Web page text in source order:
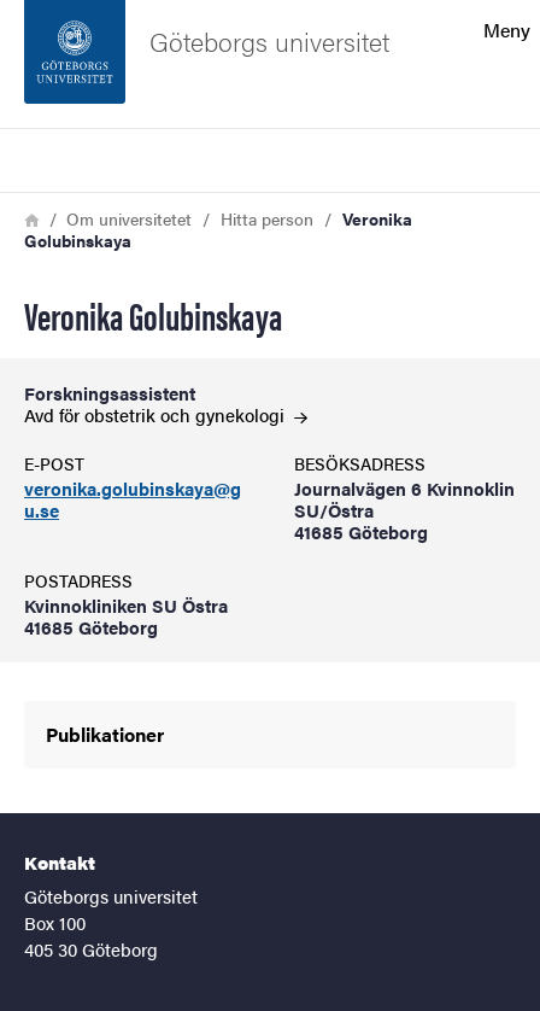
Sidfoten
Om webbplatsen
Meny
Göteborgs universitet
Länkstig
HemOm universitetet Hitta person
Veronika
Golubinskaya
Veronika Golubinskaya
Forskningsassistent
Avd för obstetrik och gynekologi
E-POST
veronika.golubinskaya@g
u.se
BESÖKSADRESS
Journalvägen 6 Kvinnoklin
SU/Östra
41685 Göteborg
POSTADRESS
Kvinnokliniken SU Östra
41685 Göteborg
Publikationer
Kontakt
Göteborgs universitet
Box 100
405 30 Göteborg